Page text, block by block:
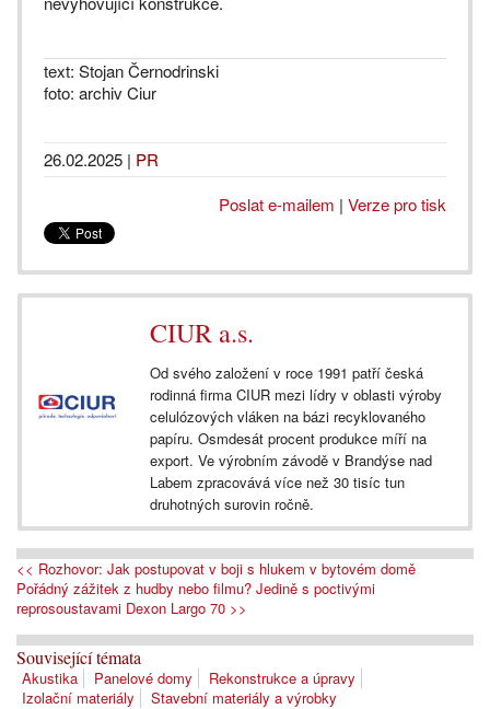
text: Stojan Černodrinski
foto: archiv Ciur
26.02.2025 | PR
Poslat e-mailem | Verze pro tisk
CIUR a.s.
Od svého založení v roce 1991 patří česká
rodinná firma CIUR mezi lídry v oblasti výroby
celulózových vláken na bázi recyklovaného
papíru. Osmdesát procent produkce míří na
export. Ve výrobním závodě v Brandýse nad
Labem zpracovává více než 30 tisíc tun
druhotných surovin ročně.
<< Rozhovor: Jak postupovat v boji s hlukem v bytovém domě
Pořádný zážitek z hudby nebo filmu? Jedině s poctivými
reprosoustavami Dexon Largo 70 >>
Související témata
Akustika Panelové domy
Rekonstrukce a úpravy
Izolační materiály
Stavební materiály a výrobky